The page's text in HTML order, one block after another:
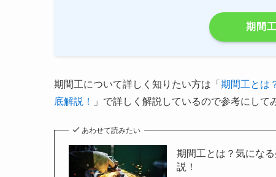
期間
期間工について詳しく知りたい方は「 期間工とは
底解説！
」で詳しく解説しているので参考にして
あわせて読みたい
期間工とは？気にな
説！